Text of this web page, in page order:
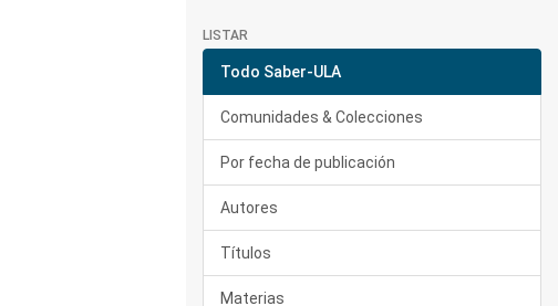
LISTAR
Todo Saber-ULA
Comunidades & Colecciones
Por fecha de publicación
Autores
Títulos
Materias